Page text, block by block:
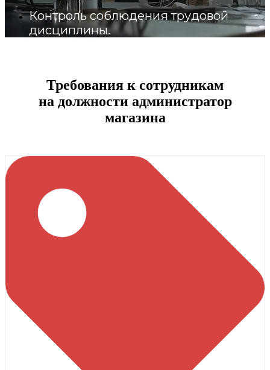
Контроль соблюдения трудовой
дисциплины.
Требования к сотрудникам
на должности администратор
магазина